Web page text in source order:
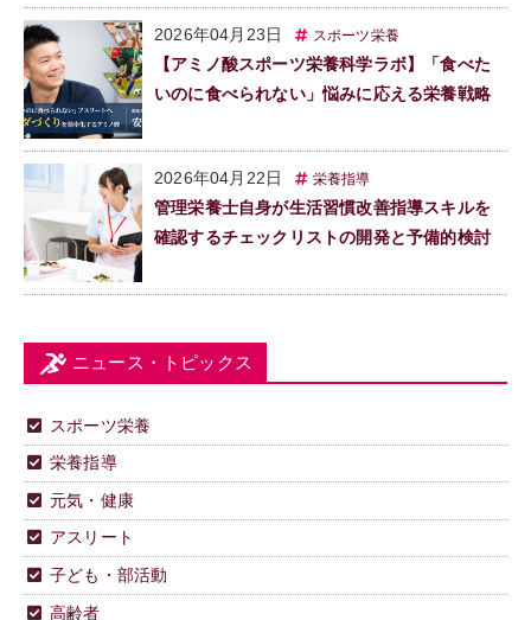
2026年04月23日 スポーツ栄養
【アミノ酸スポーツ栄養科学ラボ】「食べた
いのに食べられない」悩みに応える栄養戦略
2026年04月22日 栄養指導
管理栄養士自身が生活習慣改善指導スキルを
確認するチェックリストの開発と予備的検討
ニュース・トピックス
スポーツ栄養
栄養指導
元気・健康
アスリート
子ども・部活動
高齢者